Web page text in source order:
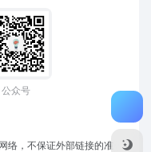
公众号
络，不保证外部链接的准